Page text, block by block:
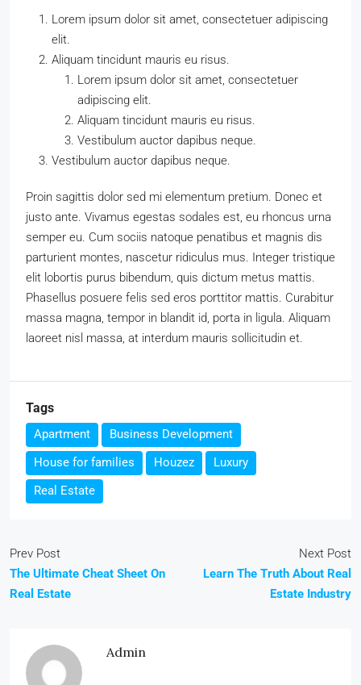
Lorem ipsum dolor sit amet, consectetuer adipiscing
elit.
Aliquam tincidunt mauris eu risus.
Lorem ipsum dolor sit amet, consectetuer
adipiscing elit.
Aliquam tincidunt mauris eu risus.
Vestibulum auctor dapibus neque.
Vestibulum auctor dapibus neque.
Proin sagittis dolor sed mi elementum pretium. Donec et
justo ante. Vivamus egestas sodales est, eu rhoncus urna
semper eu. Cum sociis natoque penatibus et magnis dis
parturient montes, nascetur ridiculus mus. Integer tristique
elit lobortis purus bibendum, quis dictum metus mattis.
Phasellus posuere felis sed eros porttitor mattis. Curabitur
massa magna, tempor in blandit id, porta in ligula. Aliquam
laoreet nisl massa, at interdum mauris sollicitudin et.
Tags
Apartment
Business Development
House for families
Houzez
Luxury
Real Estate
Prev Post
The Ultimate Cheat Sheet On
Real Estate
Next Post
Learn The Truth About Real
Estate Industry
Admin